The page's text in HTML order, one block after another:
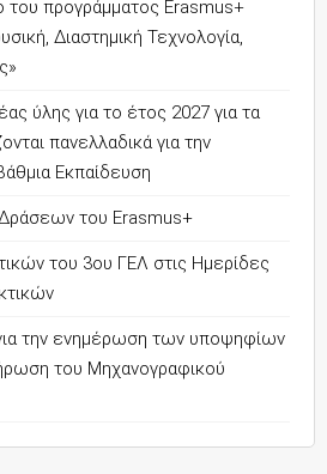
του προγράμματος Erasmus+
Διαστημική Τεχνολογία,
ύλης για το έτος 2027 για τα
πανελλαδικά για την
Εκπαίδευση
του Erasmus+
του 3ου ΓΕΛ στις Ημερίδες
την ενημέρωση των υποψηφίων
του Μηχανογραφικού